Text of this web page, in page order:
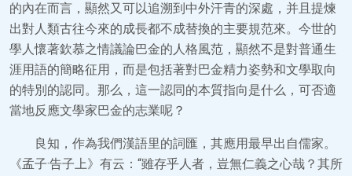
的內在而言，顯然又可以追溯到中外汗青的深處，并且提煉
出對人類古往今來的成長都不成替換的主要規范來。今世的
學人懷著欽慕之情議論巴金的人格風范，顯然不是對普通生
涯用語的簡略征用，而是包括著對巴金精力姿勢和文學取向
的特別的認同。那么，這一認同的本質指向是什么，可否適
當地反應文學家巴金的志業呢？
良知，作為我們漢語里的詞匯，其應用最早出自儒家。
《孟子·告子上》有云：“雖存乎人者，豈無仁義之心哉？其所